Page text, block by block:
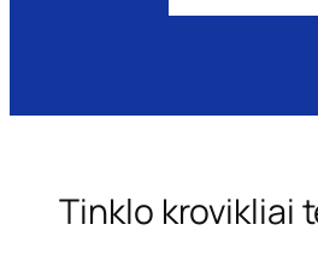
Tinklo krovikliai